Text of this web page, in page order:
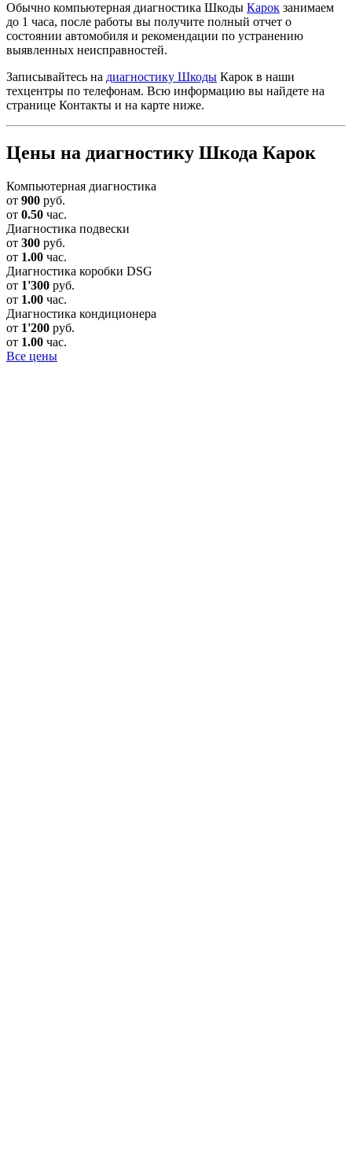
Обычно компьютерная диагностика Шкоды Карок занимаем
до 1 часа, после работы вы получите полный отчет о
состоянии автомобиля и рекомендации по устранению
выявленных неисправностей.
Записывайтесь на диагностику Шкоды Карок в наши
техцентры по телефонам. Всю информацию вы найдете на
странице Контакты и на карте ниже.
Цены на диагностику Шкода Карок
Компьютерная диагностика
от 900 руб.
от 0.50 час.
Диагностика подвески
от 300 руб.
от 1.00 час.
Диагностика коробки DSG
от 1'300 руб.
от 1.00 час.
Диагностика кондиционера
от 1'200 руб.
от 1.00 час.
Все цены